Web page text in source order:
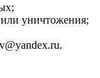
уничтожения;